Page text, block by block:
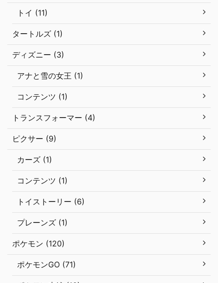
トイ (11)
タートルズ (1)
ディズニー (3)
アナと雪の女王 (1)
コンテンツ (1)
トランスフォーマー (4)
ピクサー (9)
カーズ (1)
コンテンツ (1)
トイストーリー (6)
プレーンズ (1)
ポケモン (120)
ポケモンGO (71)